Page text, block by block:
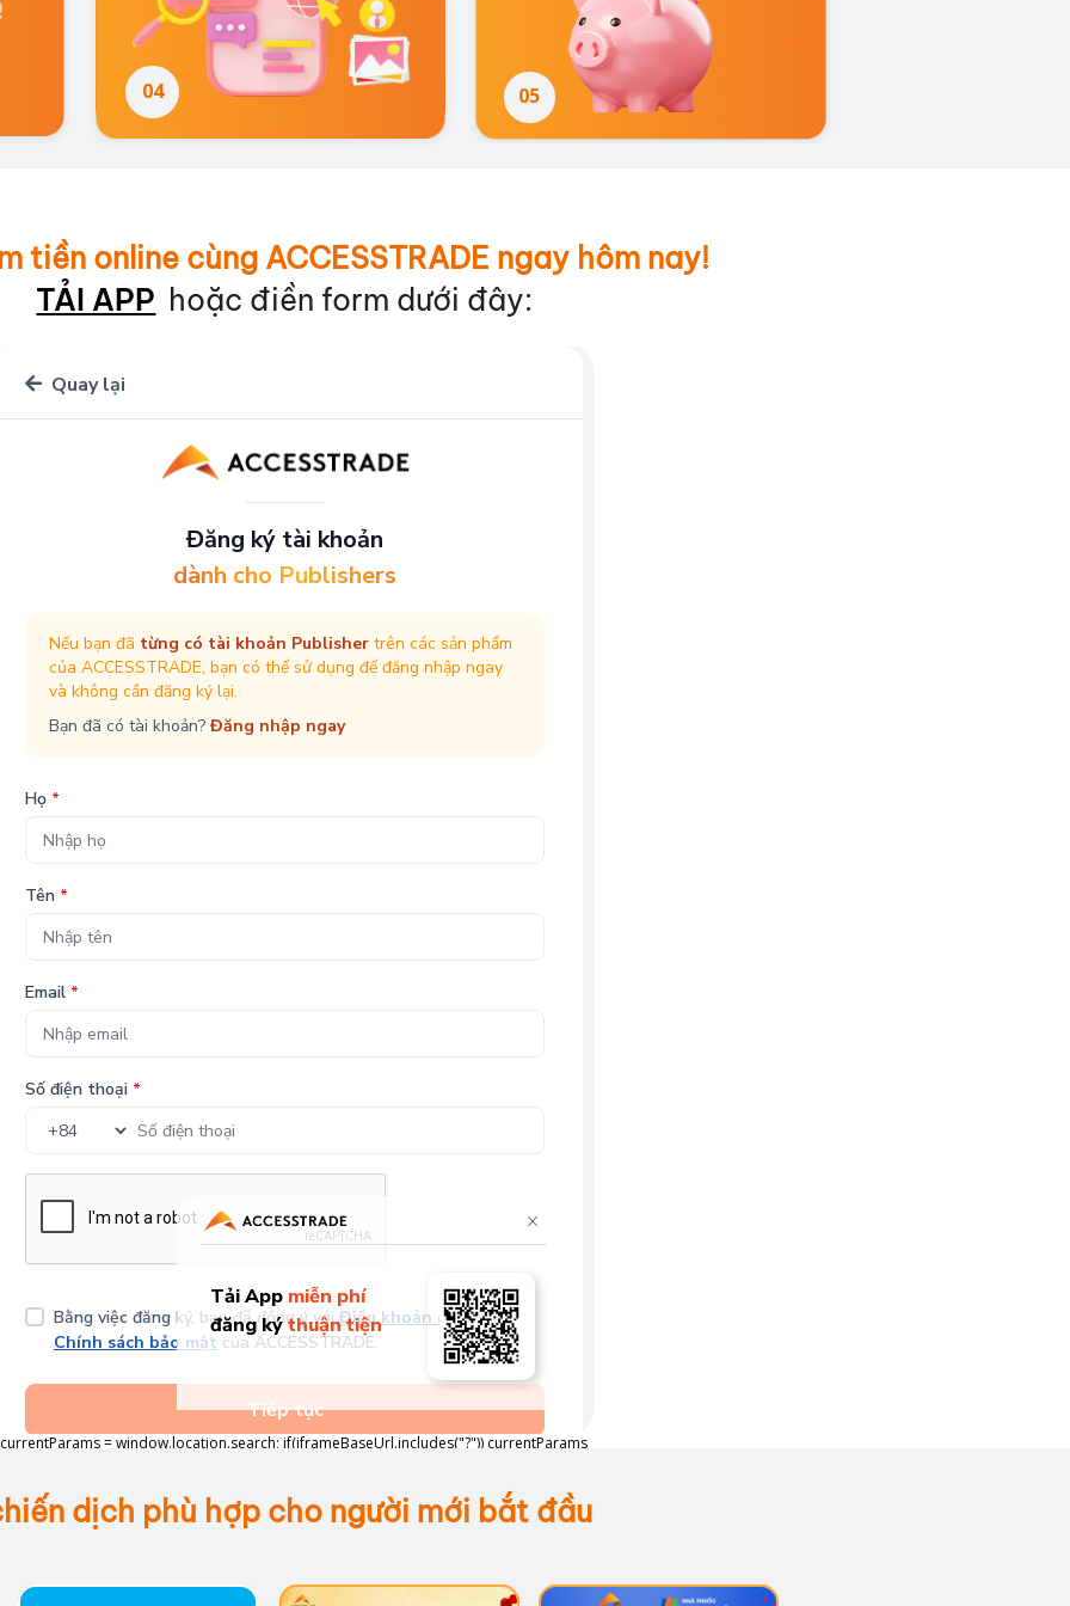
05
04
05
04
= window.location.search; if(iframeBaseUrl.includes("?")) currentParams
tiền online cùng ACCESSTRADE ngay hôm nay!
hoặc điền form dưới đây:
TẢI APP
dịch phù hợp cho người mới bắt đầu